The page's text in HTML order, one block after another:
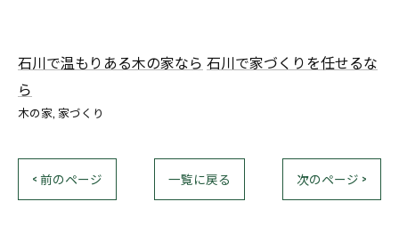
石川で温もりある木の家なら 石川で家づくりを任せるな
ら
木の家 家づくり
< 前のページ 一覧に戻る 次のページ >